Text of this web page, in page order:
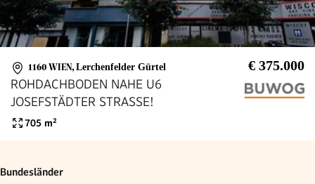
1160 WIEN, Lerchenfelder Gürtel € 375.000
ROHDACHBODEN NAHE U6
JOSEFSTÄDTER STRASSE!
705 m²
Bundesländer